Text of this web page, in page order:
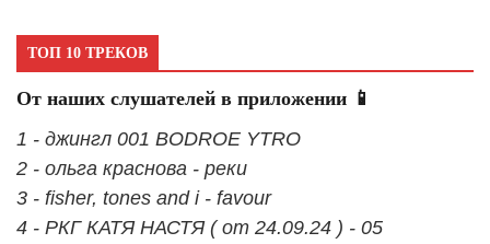
ТОП 10 ТРЕКОВ
От наших слушателей в приложении 📱
1 - джингл 001 BODROE YTRO
2 - ольга краснова - реки
3 - fisher, tones and i - favour
4 - РКГ КАТЯ НАСТЯ ( от 24.09.24 ) - 05